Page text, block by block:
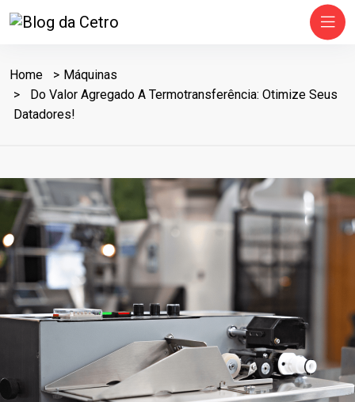
Home
Máquinas
Do Valor Agregado A Termotransferência: Otimize Seus
Datadores!